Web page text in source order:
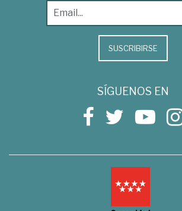
SUSCRIBIRSE
SÍGUENOS EN